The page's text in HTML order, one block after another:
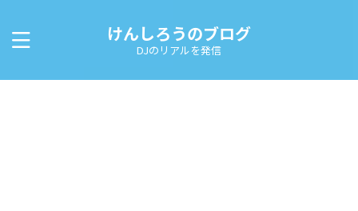
けんしろうのブログ
DJのリアルを発信